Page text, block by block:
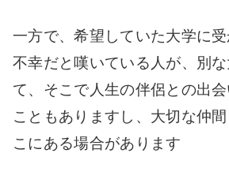
一方で、希望していた大学に
不幸だと嘆いている人が、別
て、そこで人生の伴侶との出
こともありますし、大切な仲
こにある場合があります